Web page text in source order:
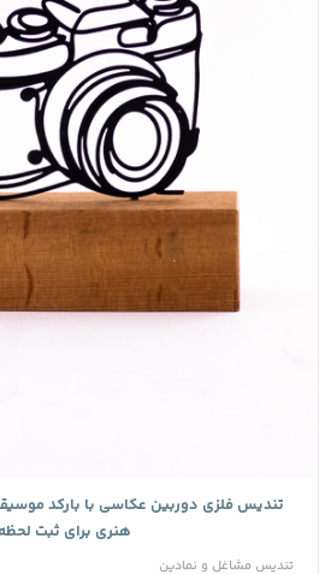
تندیس فلزی دوربین عکاسی با بارکد
هنری برای ثبت
تندیس مشاغل و نمادین